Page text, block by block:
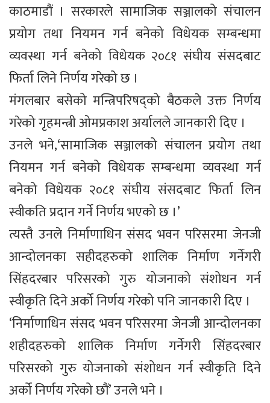
काठमाडौं । सरकारले सामाजिक सञ्जालको संचालन
प्रयोग तथा नियमन गर्न बनेको विधेयक सम्बन्धमा
व्यवस्था गर्न बनेको विधेयक २०८१ संघीय संसदबाट
फिर्ता लिने निर्णय गरेको छ ।
मंगलबार बसेको मन्त्रिपरिषद्को बैठकले उक्त निर्णय
गरेको गृहमन्त्री ओमप्रकाश अर्यालले जानकारी दिए ।
उनले भने,‘सामाजिक सञ्जालको संचालन प्रयोग तथा
नियमन गर्न बनेको विधेयक सम्बन्धमा व्यवस्था गर्न
बनेको विधेयक २०८१ संघीय संसदबाट फिर्ता लिन
स्वीकति प्रदान गर्ने निर्णय भएको छ ।’
त्यस्तै उनले निर्माणाधिन संसद भवन परिसरमा जेनजी
आन्दोलनका सहीदहरुको शालिक निर्माण गर्नेगरी
सिंहदरबार परिसरको गुरु योजनाको संशोधन गर्न
स्वीकृति दिने अर्को निर्णय गरेको पनि जानकारी दिए ।
‘निर्माणाधिन संसद भवन परिसरमा जेनजी आन्दोलनका
शहीदहरुको शालिक निर्माण गर्नेगरी सिंहदरबार
परिसरको गुरु योजनाको संशोधन गर्न स्वीकृति दिने
अर्को निर्णय गरेको छौं’ उनले भने ।